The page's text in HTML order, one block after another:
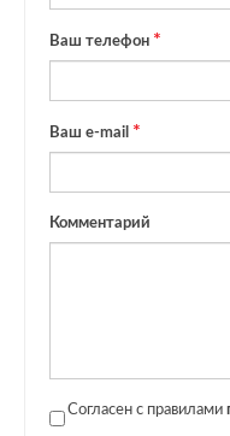
Ваш телефон
Ваш e-mail
Комментарий
Согласен с правилами